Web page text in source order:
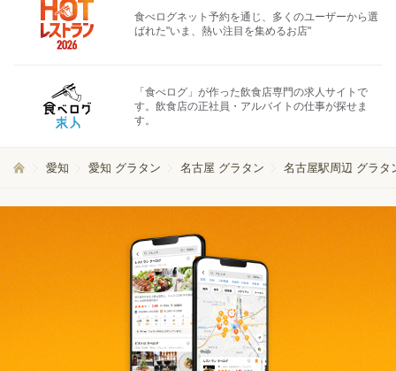
食べログネット予約を通じ、多くのユーザーから選
ばれた"いま、熱い注目を集めるお店"
「食べログ」が作った飲食店専門の求人サイトで
す。飲食店の正社員・アルバイトの仕事が探せま
す。
愛知 愛知 グラタン 名古屋 グラタン 名古屋駅周辺 グラタ